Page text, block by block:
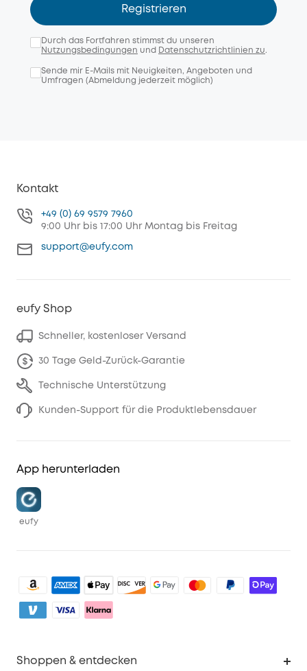
Registrieren
Durch das Fortfahren stimmst du unseren
Nutzungsbedingungen und Datenschutzrichtlinien zu.
Sende mir E-Mails mit Neuigkeiten, Angeboten und
Umfragen (Abmeldung jederzeit möglich)
Kontakt
+49 (0) 69 9579 7960
9:00 Uhr bis 17:00 Uhr Montag bis Freitag
support@eufy.com
eufy Shop
Schneller, kostenloser Versand
30 Tage Geld-Zurück-Garantie
Technische Unterstützung
Kunden-Support für die Produktlebensdauer
App herunterladen
eufy
Shoppen & entdecken